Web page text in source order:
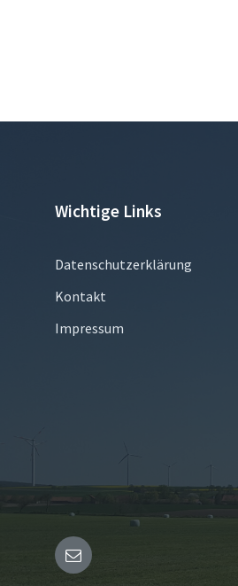
Wichtige Links
Datenschutzerklärung
Kontakt
Impressum
Email